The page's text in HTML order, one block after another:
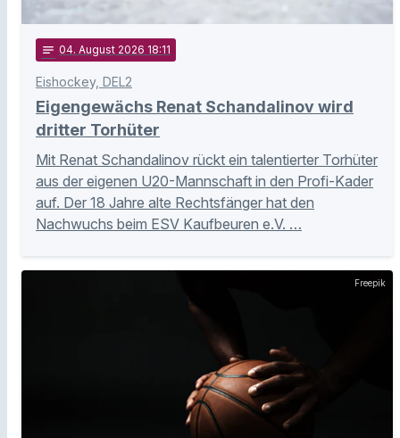
notes 04. August 2026 18:11
Eishockey, DEL2
Eigengewächs Renat Schandalinov wird
dritter Torhüter
Mit Renat Schandalinov rückt ein talentierter Torhüter
aus der eigenen U20-Mannschaft in den Profi-Kader
auf. Der 18 Jahre alte Rechtsfänger hat den
Nachwuchs beim ESV Kaufbeuren e.V. …
Freepik